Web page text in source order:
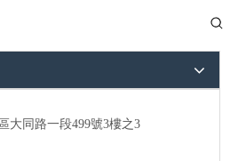
大同路一段499號3樓之3